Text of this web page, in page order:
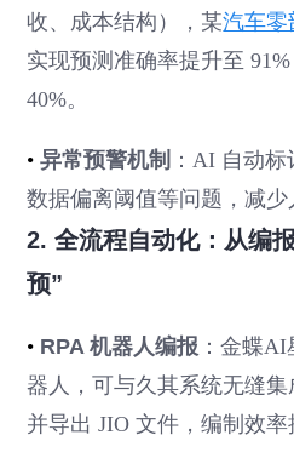
收、成本结构），某汽车零
实现预测准确率提升至
40%。
•异常预警机制 ：AI 自动标
数据偏离阈值等问题，减少
2. 全流程自动化：从编
预”
• RPA 机器人编报 ：金蝶
器人，可与久其系统无缝集
并导出 JIO 文件，编制效率